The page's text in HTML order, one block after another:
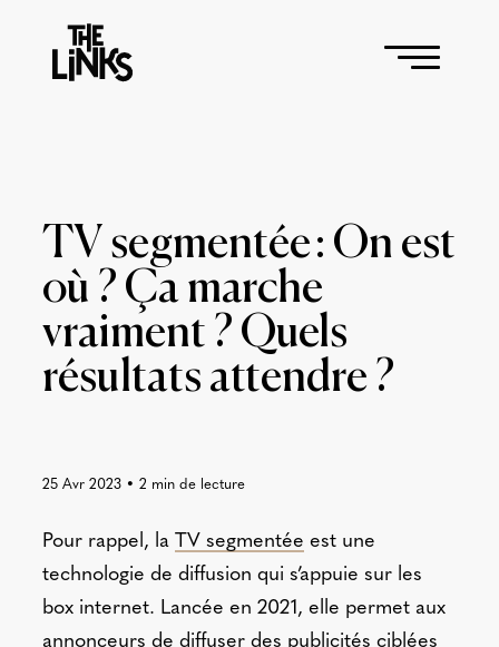
TV segmentée : On est
où ? Ça marche
vraiment ? Quels
résultats attendre ?
25 Avr 2023• 2 min de lecture
Pour rappel, la TV segmentée est une
technologie de diffusion qui s’appuie sur les
box internet. Lancée en 2021, elle permet aux
annonceurs de diffuser des publicités ciblées